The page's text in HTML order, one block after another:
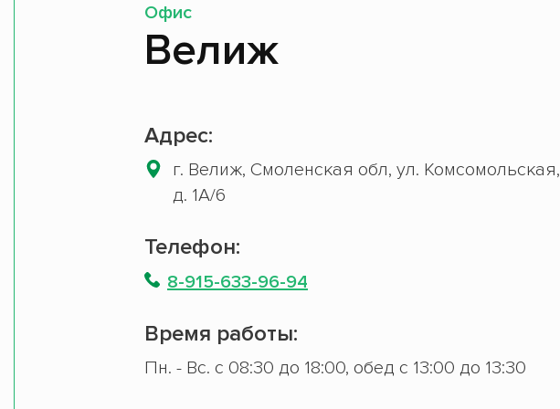
Офис
Велиж
Адрес:
г. Велиж, Смоленская обл, ул. Комсомольская,
д. 1А/6
Телефон:
8-915-633-96-94
Время работы:
Пн. - Вс. с 08:30 до 18:00, обед с 13:00 до 13:30